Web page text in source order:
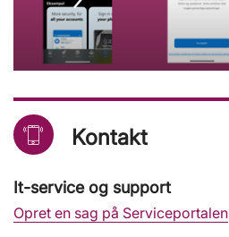
Kontakt
It-service og support
Opret en sag på Serviceportalen